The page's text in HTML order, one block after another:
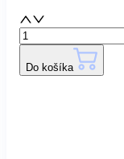
Do košíka